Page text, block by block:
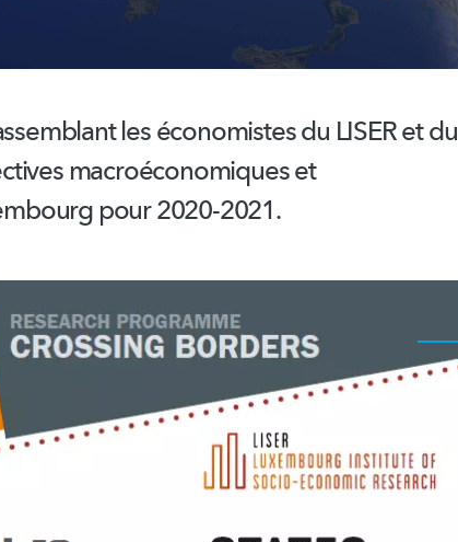
les économistes du LISER et du
macroéconomiqueset
pour 2020-2021.